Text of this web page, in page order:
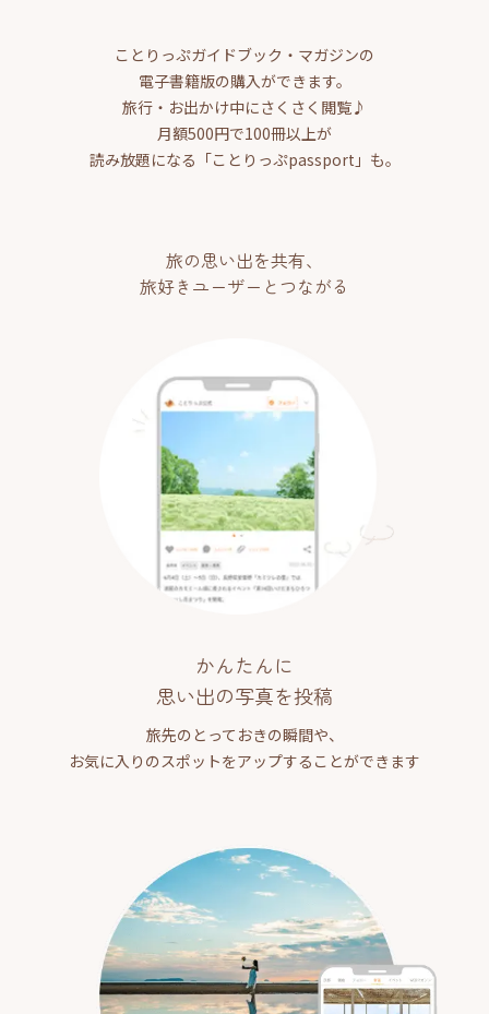
ことりっぷガイドブック・マガジンの
電子書籍版の購入ができます。
旅行・お出かけ中にさくさく閲覧♪
月額500円で100冊以上が
読み放題になる「ことりっぷpassport」も。
旅の思い出を共有、
旅好きユーザーとつながる
かんたんに
思い出の写真を投稿
旅先のとっておきの瞬間や、
お気に入りのスポットをアップすることができます